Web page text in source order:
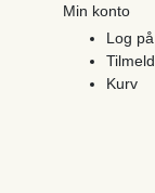
Min konto
Log på
Tilmeld
Kurv